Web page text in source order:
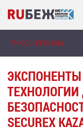
ПРЕСС-РЕЛИЗЫ
SECUREX